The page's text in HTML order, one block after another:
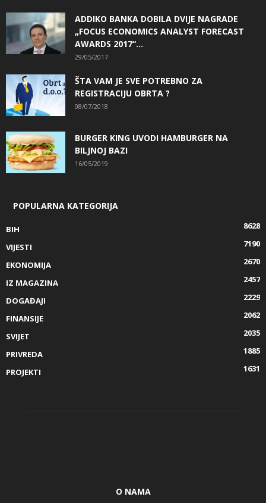
ADDIKO BANKA DOBILA DVIJE NAGRADE
„FOCUS ECONOMICS ANALYST FORECAST
AWARDS 2017“...
29/05/2017
ŠTA VAM JE SVE POTREBNO ZA
REGISTRACIJU OBRTA ?
08/07/2018
BURGER KING UVODI HAMBURGER NA
BILJNOJ BAZI
16/05/2019
POPULARNA KATEGORIJA
BIH
8628
VIJESTI
7190
EKONOMIJA
2670
IZ MAGAZINA
2457
DOGAĐAJI
2229
FINANSIJE
2062
SVIJET
2035
PRIVREDA
1885
PROJEKTI
1631
O NAMA